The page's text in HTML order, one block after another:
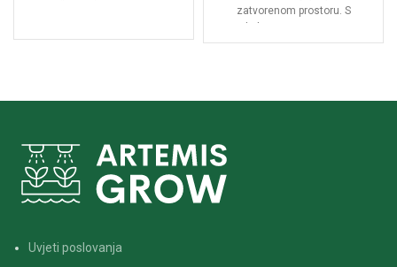
zatvorenom prostoru. S
podrškom za prigušivanje,
pasivnim termalnim
Uvjeti poslovanja